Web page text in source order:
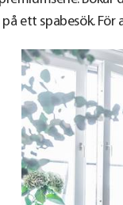
ett spabesök. För